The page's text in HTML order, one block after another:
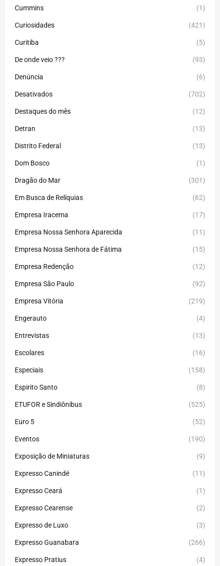
Cummins (1)
Curiosidades (421)
Curitiba (5)
De onde veio ??? (93)
Denúncia (6)
Desativados (702)
Destaques do mês (12)
Detran (13)
Distrito Federal (13)
Dom Bosco (1)
Dragão do Mar (301)
Em Busca de Relíquias (62)
Empresa Iracema (17)
Empresa Nossa Senhora Aparecida (11)
Empresa Nossa Senhora de Fátima (15)
Empresa Redenção (12)
Empresa São Paulo (92)
Empresa Vitória (219)
Engerauto (4)
Entrevistas (13)
Escolares (16)
Especiais (158)
Espirito Santo (8)
ETUFOR e Sindiônibus (525)
Euro 5 (52)
Eventos (190)
Exposição de Miniaturas (9)
Expresso Canindé (11)
Expresso Ceará (1)
Expresso Cearense (2)
Expresso de Luxo (3)
Expresso Guanabara (266)
Expresso Pratius (4)